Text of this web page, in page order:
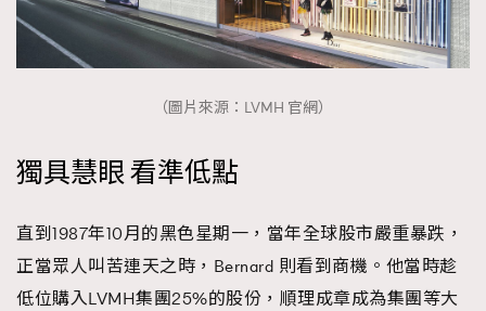
（圖片來源：LVMH 官網）
獨具慧眼 看準低點
直到1987年10月的黑色星期一，當年全球股市嚴重暴跌，
正當眾人叫苦連天之時，Bernard 則看到商機。他當時趁
低位購入LVMH集團25%的股份，順理成章成為集團等大